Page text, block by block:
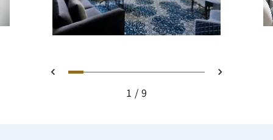
上一页
幻灯片 1 - Executive Suite
幻灯片 2 - San Francisco
幻灯片 3 - A room with
幻灯片 4 - Luxury
幻灯片 5 -
幻灯片 6 -
幻灯片 7 -
幻灯片 8 -
幻灯片 9 -
下一页
1
9